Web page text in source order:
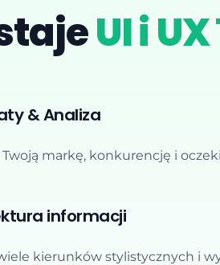
UI i
& Analiza
markę, konkurencję i
informacji
kierunków stylistycznych i